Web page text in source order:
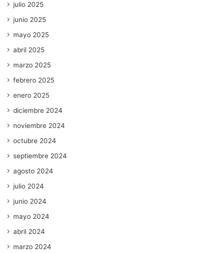
julio 2025
junio 2025
mayo 2025
abril 2025
marzo 2025
febrero 2025
enero 2025
diciembre 2024
noviembre 2024
octubre 2024
septiembre 2024
agosto 2024
julio 2024
junio 2024
mayo 2024
abril 2024
marzo 2024